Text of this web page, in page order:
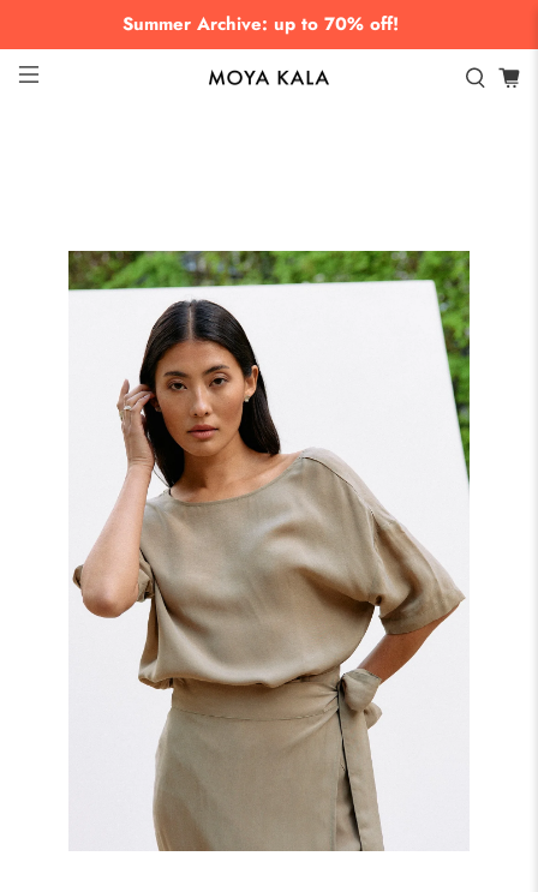
Summer Archive: up to 70% off!